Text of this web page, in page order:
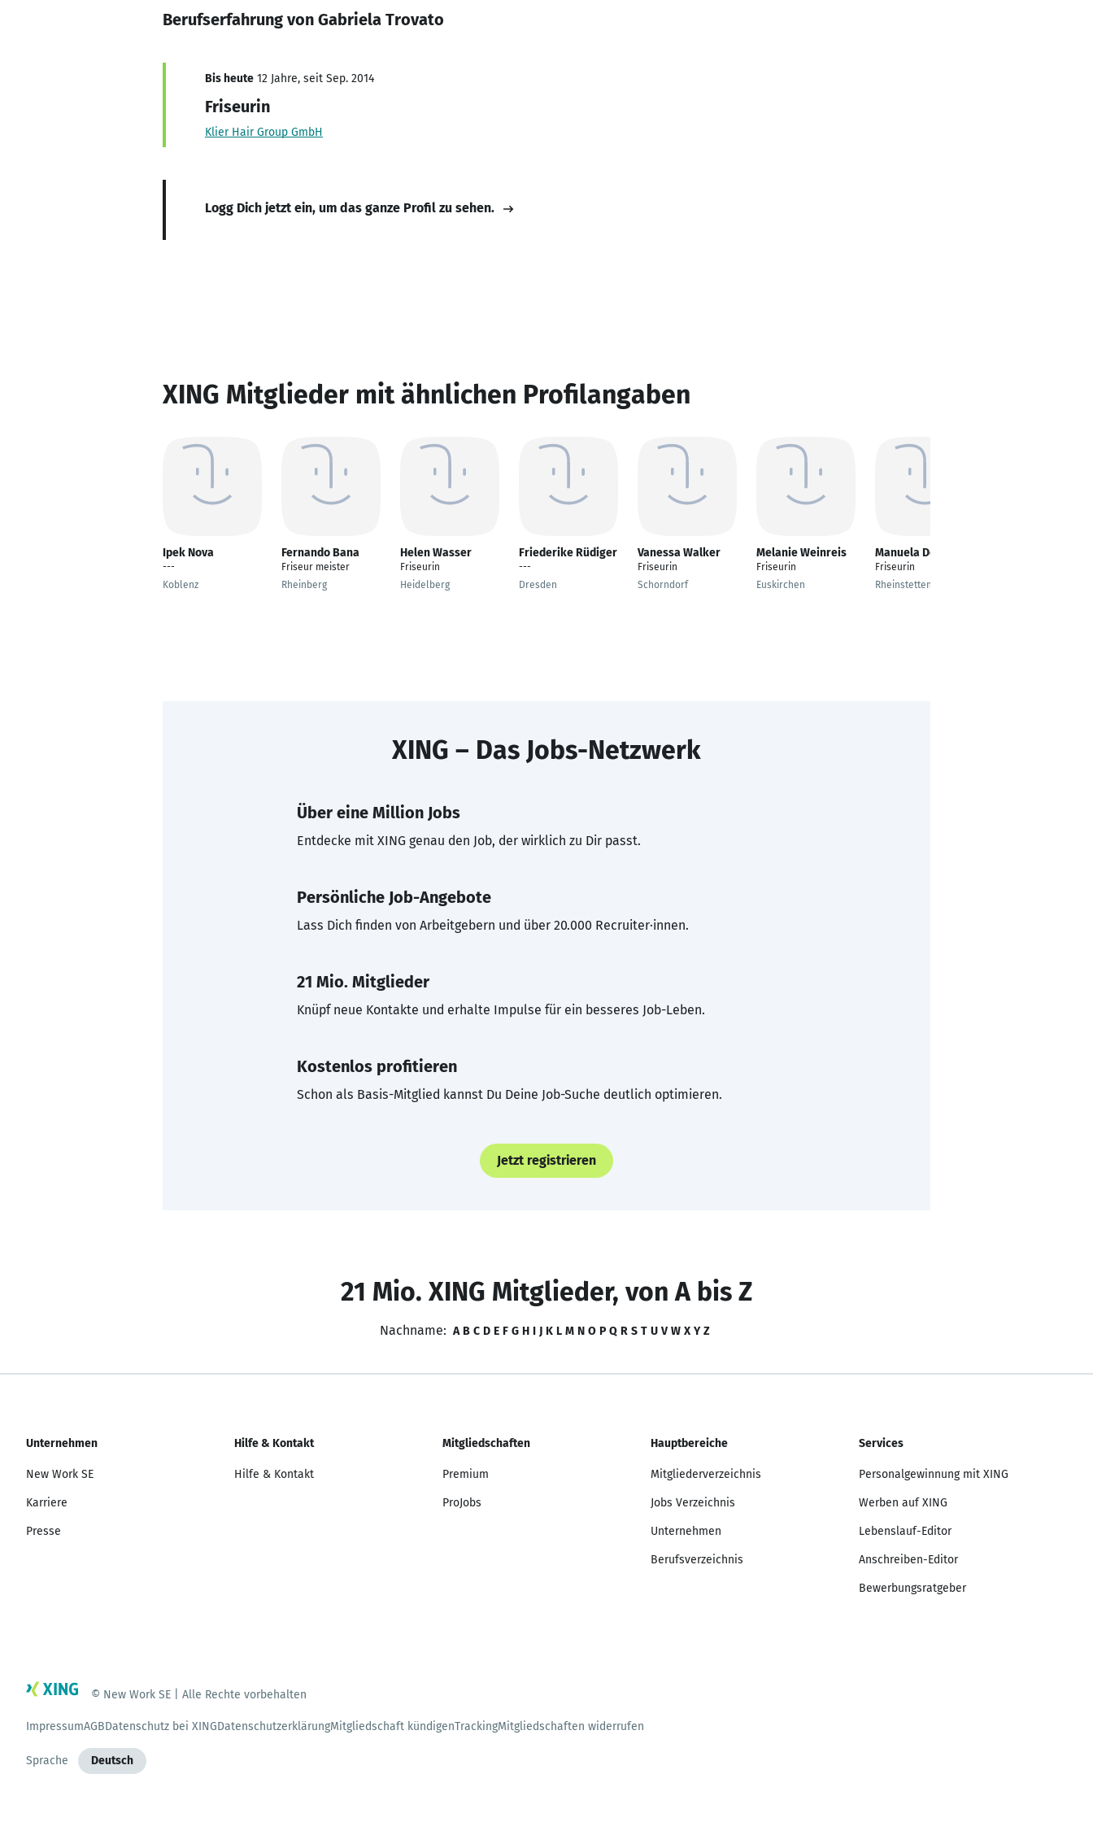
Berufserfahrung von Gabriela Trovato
Bis heute 12 Jahre, seit Sep. 2014
Friseurin
Klier Hair Group GmbH
Logg Dich jetzt ein, um das ganze Profil zu sehen.
XING Mitglieder mit ähnlichen Profilangaben
Ipek Nova
---
Koblenz
Fernando Bana
Friseur meister
Rheinberg
Helen Wasser
Friseurin
Heidelberg
Friederike Rüdiger
---
Dresden
Vanessa Walker
Friseurin
Schorndorf
Melanie Weinreis
Friseurin
Euskirchen
Manuela Deck
Friseurin
Rheinstetten
XING – Das Jobs-Netzwerk
Über eine Million Jobs
Entdecke mit XING genau den Job, der wirklich zu Dir passt.
Persönliche Job-Angebote
Lass Dich finden von Arbeitgebern und über 20.000 Recruiter·innen.
21 Mio. Mitglieder
Knüpf neue Kontakte und erhalte Impulse für ein besseres Job-Leben.
Kostenlos profitieren
Schon als Basis-Mitglied kannst Du Deine Job-Suche deutlich optimieren.
Jetzt registrieren
21 Mio. XING Mitglieder, von A bis Z
Nachname: A B C D E F G H I J K L M N O P Q R S T U V W X Y Z
Unternehmen
New Work SE
Karriere
Presse
Hilfe & Kontakt
Hilfe & Kontakt
Mitgliedschaften
Premium
ProJobs
Hauptbereiche
Mitgliederverzeichnis
Jobs Verzeichnis
Unternehmen
Berufsverzeichnis
Services
Personalgewinnung mit XING
Werben auf XING
Lebenslauf-Editor
Anschreiben-Editor
Bewerbungsratgeber
© New Work SE | Alle Rechte vorbehalten
ImpressumAGBDatenschutz bei XINGDatenschutzerklärungMitgliedschaft kündigenTrackingMitgliedschaften widerrufen
Sprache Deutsch